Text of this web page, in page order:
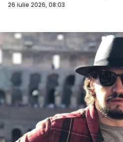
26 iulie 2026, 08:03